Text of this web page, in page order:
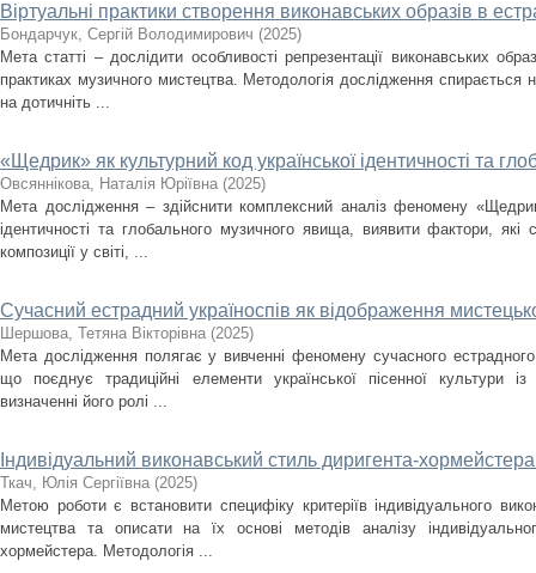
Віртуальні практики створення виконавських образів в
Бондарчук, Сергій Володимирович (2025)
Мета статті – дослідити особливості репрезентації виконавських
практиках музичного мистецтва. Методологія дослідження спирається
на дотичніть ...
«Щедрик» як культурний код української ідентичності та
Овсяннікова, Наталія Юріївна (2025)
Мета дослідження – здійснити комплексний аналіз феномену
ідентичності та глобального музичного явища, виявити фактори,
композиції у світі, ...
Сучасний естрадний україноспів як відображення
Шершова, Тетяна Вікторівна (2025)
Мета дослідження полягає у вивченні феномену сучасного
що поєднує традиційні елементи української пісенної культури
визначенні його ролі ...
Індивідуальний виконавський стиль диригента-
Ткач, Юлія Сергіївна (2025)
Метою роботи є встановити специфіку критеріїв індивідуального
мистецтва та описати на їх основі методів аналізу
хормейстера. Методологія ...